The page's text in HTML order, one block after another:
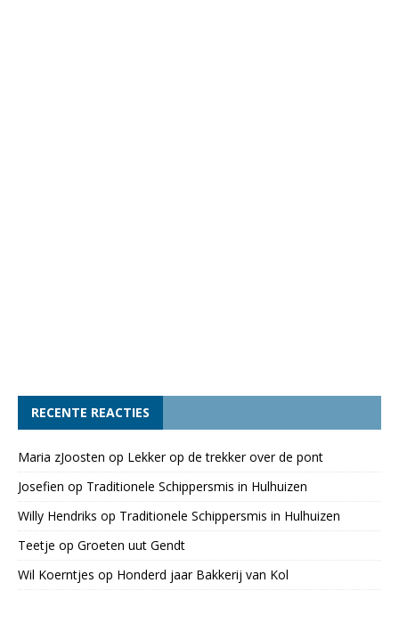
RECENTE REACTIES
Maria zJoosten op Lekker op de trekker over de pont
Josefien op Traditionele Schippersmis in Hulhuizen
Willy Hendriks op Traditionele Schippersmis in Hulhuizen
Teetje op Groeten uut Gendt
Wil Koerntjes op Honderd jaar Bakkerij van Kol